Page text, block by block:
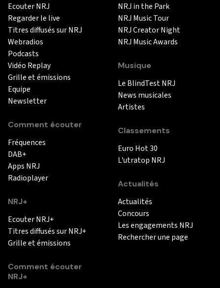
Ecouter NRJ
Regarder le live
Titres diffusés sur NRJ
Webradios
Podcasts
Vidéo Replay
Grille et émissions
Equipe
Newsletter
Comment écouter
Fréquences
DAB+
Apps NRJ
Radioplayer
NRJ+
Ecouter NRJ+
Titres diffusés sur NRJ+
Grille et émissions
Comment écouter
NRJ+
NRJ in the Park
NRJ Music Tour
NRJ Creator Night
NRJ Music Awards
Musique
Le BlindTest NRJ
News musicales
Artistes
Classements
Euro Hot 30
L'utratop NRJ
Actualités
Actualités
Concours
Les engagements NRJ
Rechercher une page